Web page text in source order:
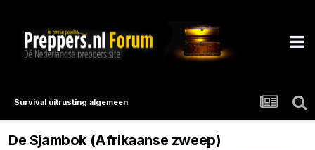
Survival uitrusting algemeen
De Sjambok (Afrikaanse zweep)